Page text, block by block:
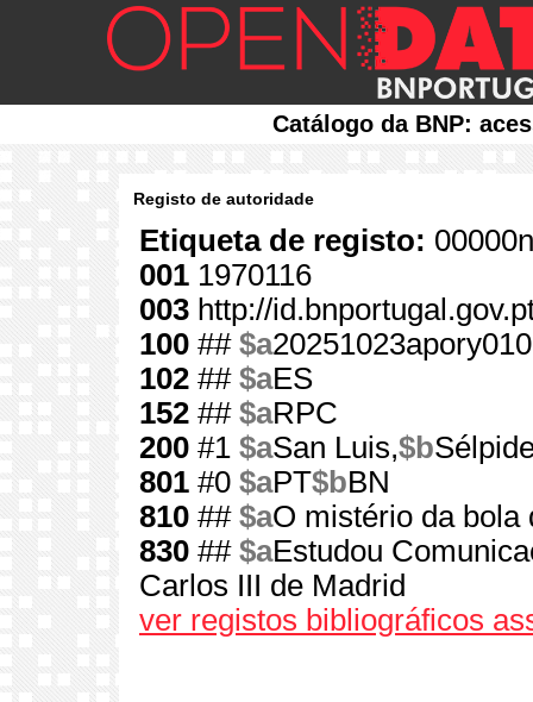
Catálogo da BNP:
Registo de autoridade
Etiqueta de registo:
001 1970116
003 http://
100 ## $a
102 ## $aES
152 ## $aRPC
200 #1 $aSan Luis,$b
801 #0 $aPT$bBN
810 ## $aO mistério da bola
830 ## $aEstudou
Carlos III de Madrid
ver registos bibliográficos